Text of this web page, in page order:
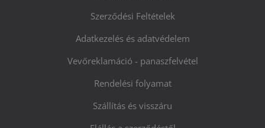
Szerződési Feltételek
Adatkezelés és adatvédelem
Vevőreklamáció - panaszfelvétel
Rendelési folyamat
Szállítás és visszáru